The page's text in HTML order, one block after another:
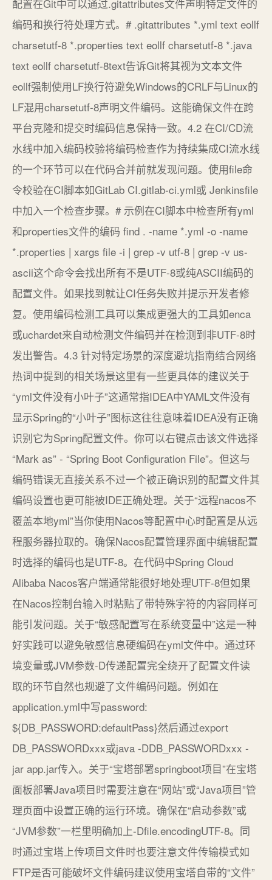
配置在Git中可以通过.gitattributes文件声明特定文件的
编码和换行符处理方式。# .gitattributes *.yml text eollf
charsetutf-8 *.properties text eollf charsetutf-8 *.java
text eollf charsetutf-8text告诉Git将其视为文本文件
eollf强制使用LF换行符避免Windows的CRLF与Linux的
LF混用charsetutf-8声明文件编码。这能确保文件在跨
平台克隆和提交时编码信息保持一致。4.2 在CI/CD流
水线中加入编码校验将编码检查作为持续集成CI流水线
的一个环节可以在代码合并前就发现问题。使用file命
令校验在CI脚本如GitLab CI.gitlab-ci.yml或 Jenkinsfile
中加入一个检查步骤。# 示例在CI脚本中检查所有yml
和properties文件的编码 find . -name *.yml -o -name
*.properties | xargs file -i | grep -v utf-8 | grep -v us-
ascii这个命令会找出所有不是UTF-8或纯ASCII编码的
配置文件。如果找到就让CI任务失败并提示开发者修
复。使用编码检测工具可以集成更强大的工具如enca
或uchardet来自动检测文件编码并在检测到非UTF-8时
发出警告。4.3 针对特定场景的深度避坑指南结合网络
热词中提到的相关场景这里有一些更具体的建议关于
“yml文件没有小叶子”这通常指IDEA中YAML文件没有
显示Spring的“小叶子”图标这往往意味着IDEA没有正确
识别它为Spring配置文件。你可以右键点击该文件选择
“Mark as” - “Spring Boot Configuration File”。但这与
编码错误无直接关系不过一个被正确识别的配置文件其
编码设置也更可能被IDE正确处理。关于“远程nacos不
覆盖本地yml”当你使用Nacos等配置中心时配置是从远
程服务器拉取的。确保Nacos配置管理界面中编辑配置
时选择的编码也是UTF-8。在代码中Spring Cloud
Alibaba Nacos客户端通常能很好地处理UTF-8但如果
在Nacos控制台输入时粘贴了带特殊字符的内容同样可
能引发问题。关于“敏感配置写在系统变量中”这是一种
好实践可以避免敏感信息硬编码在yml文件中。通过环
境变量或JVM参数-D传递配置完全绕开了配置文件读
取的环节自然也规避了文件编码问题。例如在
application.yml中写password:
${DB_PASSWORD:defaultPass}然后通过export
DB_PASSWORDxxx或java -DDB_PASSWORDxxx -
jar app.jar传入。关于“宝塔部署springboot项目”在宝塔
面板部署Java项目时需要注意在“网站”或“Java项目”管
理页面中设置正确的运行环境。确保在“启动参数”或
“JVM参数”一栏里明确加上-Dfile.encodingUTF-8。同
时通过宝塔上传项目文件时也要注意文件传输模式如
FTP是否可能破坏文件编码建议使用宝塔自带的“文件”